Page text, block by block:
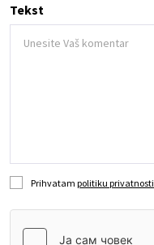
Tekst
Prihvatam politiku privatnosti